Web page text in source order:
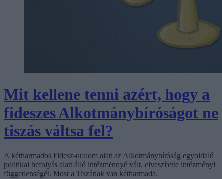
Mit kellene tenni azért, hogy a
fideszes Alkotmánybíróságot ne
tiszás váltsa fel?
A kétharmados Fidesz-uralom alatt az Alkotmánybíróság egyoldalú
politikai befolyás alatt álló intézménnyé vált, elveszítette intézményi
függetlenségét. Most a Tiszának van kétharmada.